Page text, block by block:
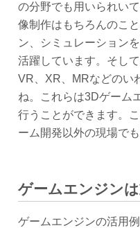
の分野でも用いられい
像制作はもちろんのこ
ン、シミュレーション
活躍しています。そし
VR、XR、MRなどのい
ね。これらは3Dゲーム
行うことができます。
ーム開発以外の現場で
ゲームエンジンは
ゲームエンジンの活用